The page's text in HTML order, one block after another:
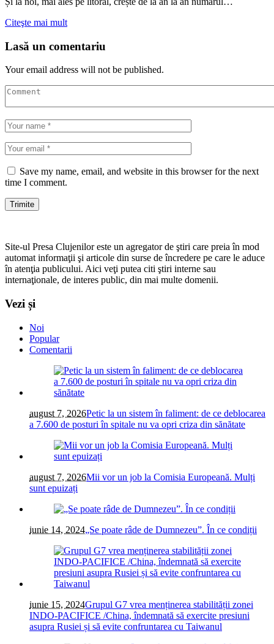
Citeşte mai mult
Lasă un comentariu
Your email address will not be published.
Save my name, email, and website in this browser for the next
time I comment.
Site-ul Presa Clujenilor este un agregator de ştiri care preia în mod
automat informaţii şi articole din surse de încredere pe care le aduce
în atenţia publicului. Aici veţi putea citi ştiri interne sau
internaţionale, de interes public, din mai multe domenii.
Vezi și
Noi
Popular
Comentarii
august 7, 2026Petic la un sistem în faliment: de ce deblocarea
a 7.600 de posturi în spitale nu va opri criza din sănătate
august 7, 2026Mii vor un job la Comisia Europeană. Mulți
sunt epuizați
iunie 14, 2024„Se poate râde de Dumnezeu”. În ce condiții
iunie 15, 2024Grupul G7 vrea menținerea stabilității zonei
INDO-PACIFICE /China, îndemnată să exercite presiuni
asupra Rusiei și să evite confruntarea cu Taiwanul